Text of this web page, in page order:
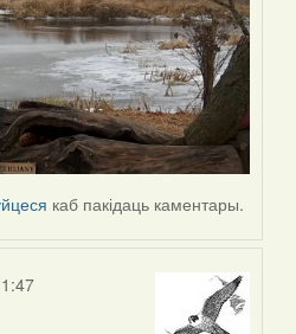
каб пакідаць каментары.